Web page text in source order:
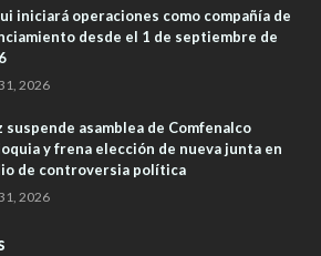
iniciará operaciones como compañía de
desde el 1 de septiembre de
2026
suspende asamblea de Comfenalco
y frena elección de nueva junta en
de controversia política
2026